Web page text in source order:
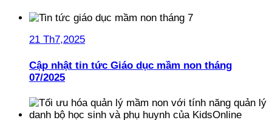
21 Th7,2025
Cập nhật tin tức Giáo dục mầm non tháng
07/2025